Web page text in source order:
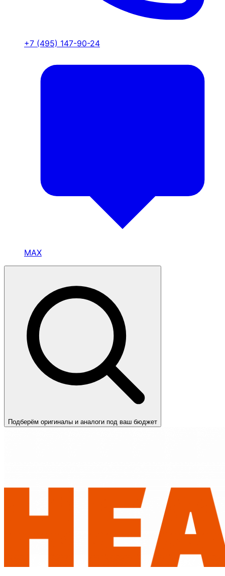
+7 (495) 147-90-24
MAX
Подберём оригиналы и аналоги под ваш бюджет